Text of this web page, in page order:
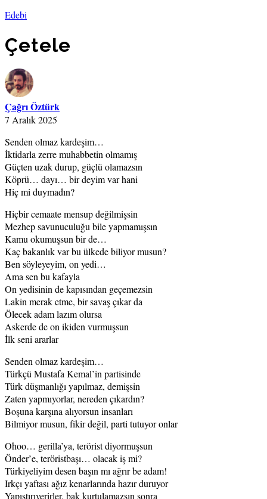
Edebi
Çetele
Çağrı Öztürk
7 Aralık 2025
Senden olmaz kardeşim…
İktidarla zerre muhabbetin olmamış
Güçten uzak durup, güçlü olamazsın
Köprü… dayı… bir deyim var hani
Hiç mi duymadın?
Hiçbir cemaate mensup değilmişsin
Mezhep savunuculuğu bile yapmamışsın
Kamu okumuşsun bir de…
Kaç bakanlık var bu ülkede biliyor musun?
Ben söyleyeyim, on yedi…
Ama sen bu kafayla
On yedisinin de kapısından geçemezsin
Lakin merak etme, bir savaş çıkar da
Ölecek adam lazım olursa
Askerde de on ikiden vurmuşsun
İlk seni ararlar
Senden olmaz kardeşim…
Türkçü Mustafa Kemal’in partisinde
Türk düşmanlığı yapılmaz, demişsin
Zaten yapmıyorlar, nereden çıkardın?
Boşuna karşına alıyorsun insanları
Bilmiyor musun, fikir değil, parti tutuyor onlar
Ohoo… gerilla’ya, terörist diyormuşsun
Önder’e, teröristbaşı… olacak iş mi?
Türkiyeliyim desen başın mı ağrır be adam!
Irkçı yaftası ağız kenarlarında hazır duruyor
Yapıştırıverirler, bak kurtulamazsın sonra